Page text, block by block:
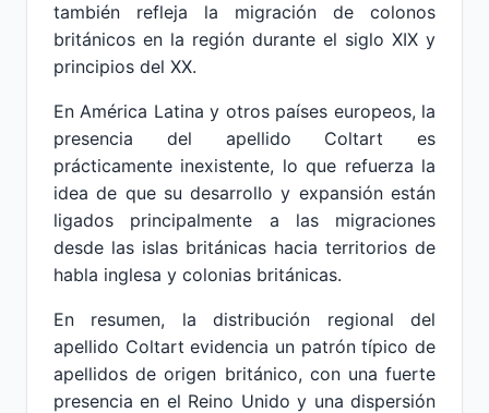
también refleja la migración de colonos
británicos en la región durante el siglo XIX y
principios del XX.
En América Latina y otros países europeos, la
presencia del apellido Coltart es
prácticamente inexistente, lo que refuerza la
idea de que su desarrollo y expansión están
ligados principalmente a las migraciones
desde las islas británicas hacia territorios de
habla inglesa y colonias británicas.
En resumen, la distribución regional del
apellido Coltart evidencia un patrón típico de
apellidos de origen británico, con una fuerte
presencia en el Reino Unido y una dispersión